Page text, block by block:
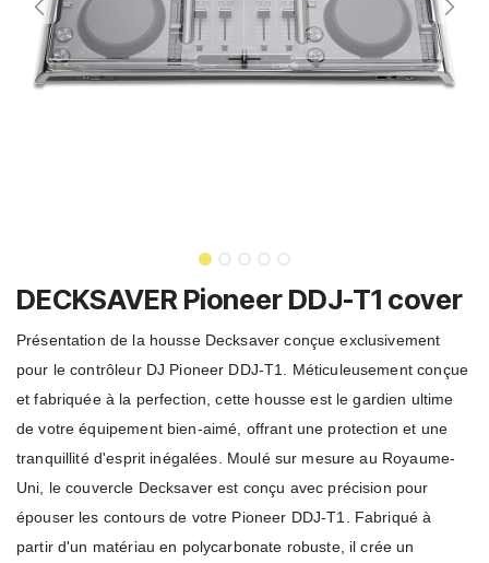
DECKSAVER Pioneer DDJ-T1 cover
Présentation de la housse Decksaver conçue exclusivement
pour le contrôleur DJ Pioneer DDJ-T1. Méticuleusement conçue
et fabriquée à la perfection, cette housse est le gardien ultime
de votre équipement bien-aimé, offrant une protection et une
tranquillité d'esprit inégalées. Moulé sur mesure au Royaume-
Uni, le couvercle Decksaver est conçu avec précision pour
épouser les contours de votre Pioneer DDJ-T1. Fabriqué à
partir d'un matériau en polycarbonate robuste, il crée un